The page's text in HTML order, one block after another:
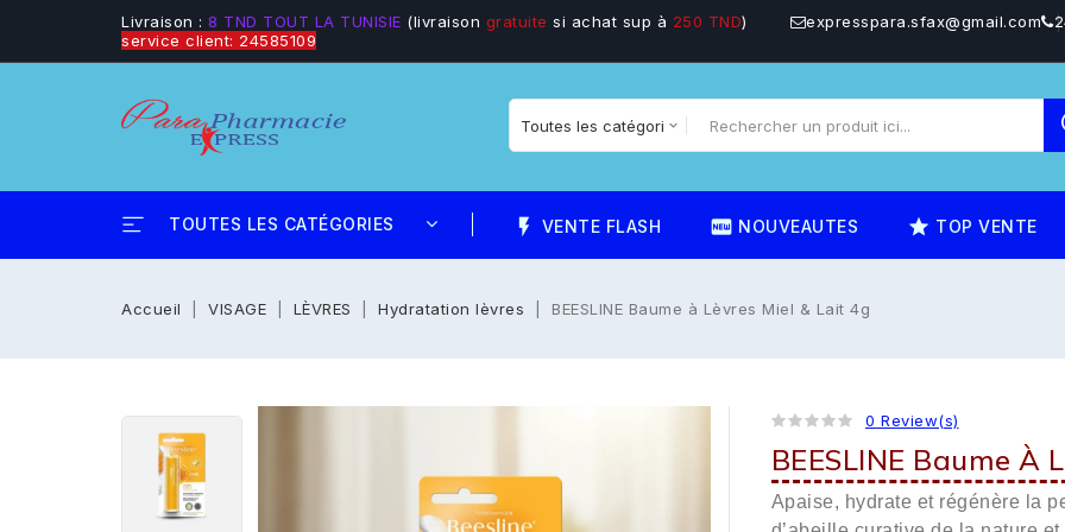
Livraison : 8 TND TOUT LA TUNISIE (livraison gratuite si achat sup à 250 TND)
service client: 24585109
expresspara.sfax@gmail.com
TOUTES LES CATÉGORIES flash_on VENTE FLASH fiber_new NOUVEAUTES star_rate
TOP VENTE
Accueil VISAGE LÈVRES Hydratation lèvres BEESLINE Baume à Lèvres Miel & Lait 4g
0 Review(s)
BEESLINE Baume À
Apaise, hydrate et régénère la